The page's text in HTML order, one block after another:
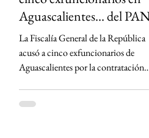
Aguascalientes... del PAN
La Fiscalía General de la República
acusó a cinco exfuncionarios de
Aguascalientes por la contratación
infraestructura energética y terminó